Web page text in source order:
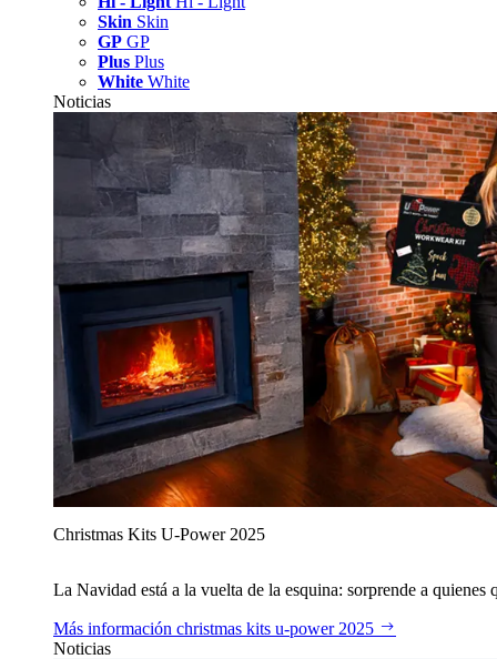
Skin Skin
GP GP
Plus Plus
White White
Noticias
Christmas Kits U‑Power 2025
La Navidad está a la vuelta de la esquina: sorprende a
Más información christmas kits u‑power 2025
Noticias